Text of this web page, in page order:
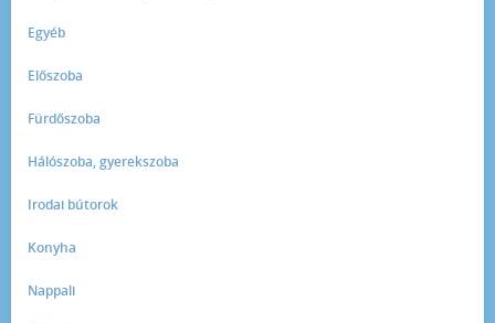
Egyéb
Előszoba
Fürdőszoba
Hálószoba, gyerekszoba
Irodai bútorok
Konyha
Nappali